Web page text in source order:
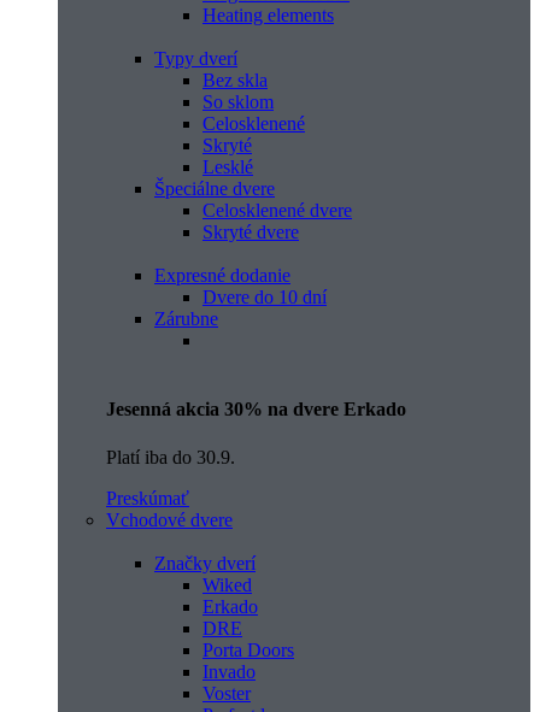
Heating elements
Typy dverí
Bez skla
So sklom
Celosklenené
Skryté
Lesklé
Špeciálne dvere
Celosklenené dvere
Skryté dvere
Expresné dodanie
Dvere do 10 dní
Zárubne
Jesenná akcia 30% na dvere Erkado
Platí iba do 30.9.
Preskúmať
Vchodové dvere
Značky dverí
Wiked
Erkado
DRE
Porta Doors
Invado
Voster